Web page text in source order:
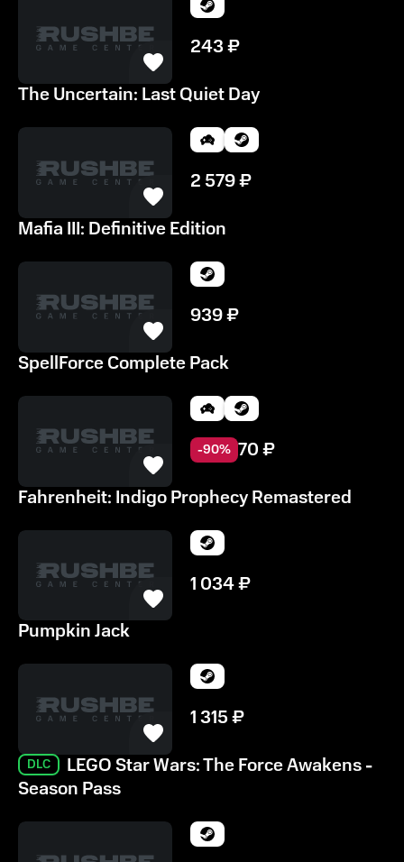
243₽
The Uncertain: Last Quiet Day
2 579₽
Mafia III: Definitive Edition
939₽
SpellForce Complete Pack
-90% 70₽
Fahrenheit: Indigo Prophecy Remastered
1 034₽
Pumpkin Jack
1 315₽
DLC
LEGO Star Wars: The Force Awakens -
Season Pass